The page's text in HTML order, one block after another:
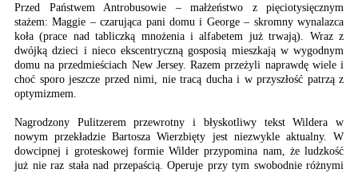
Przed Państwem Antrobusowie – małżeństwo z pięciotysięcznym
stażem: Maggie – czarująca pani domu i George – skromny wynalazca
koła (prace nad tabliczką mnożenia i alfabetem już trwają). Wraz z
dwójką dzieci i nieco ekscentryczną gosposią mieszkają w wygodnym
domu na przedmieściach New Jersey. Razem przeżyli naprawdę wiele i
choć sporo jeszcze przed nimi, nie tracą ducha i w przyszłość patrzą z
optymizmem.
Nagrodzony Pulitzerem przewrotny i błyskotliwy tekst Wildera w
nowym przekładzie Bartosza Wierzbięty jest niezwykle aktualny. W
dowcipnej i groteskowej formie Wilder przypomina nam, że ludzkość
już nie raz stała nad przepaścią. Operuje przy tym swobodnie różnymi